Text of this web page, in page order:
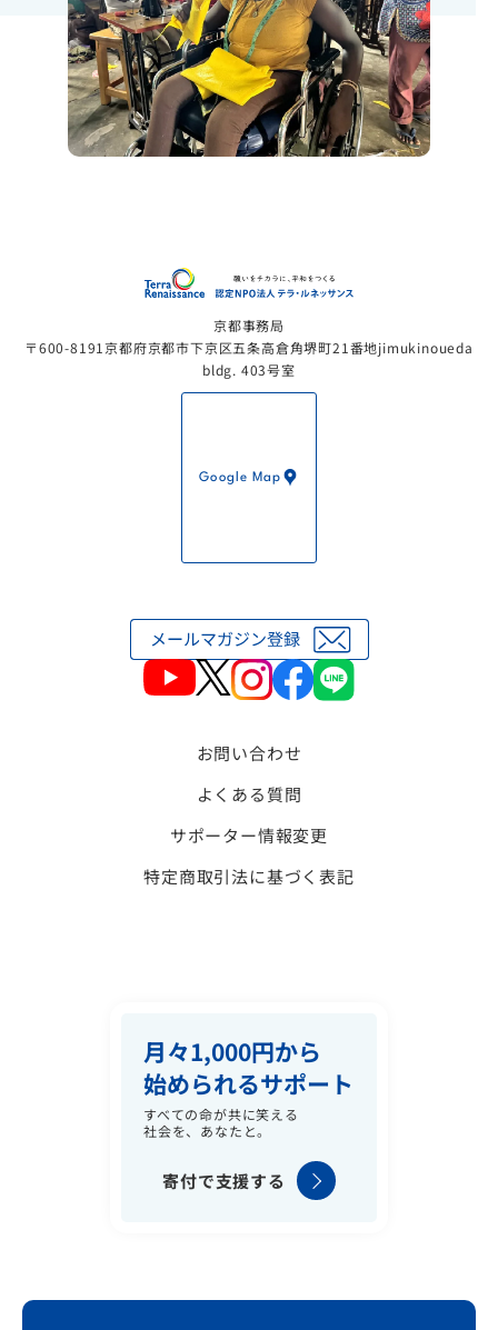
京都事務局
〒600-8191京都府京都市下京区五条高倉角堺町21番地jimukinoueda
bldg. 403号室
Google Map
お問い合わせ
よくある質問
サポーター情報変更
特定商取引法に基づく表記
月々1,000円から
始められるサポート
すべての命が共に笑える
社会を、あなたと。
寄付で支援する